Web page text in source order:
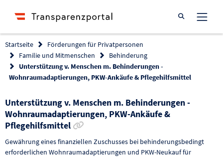
Suche öffnen
Startseite
Förderungen für Privatpersonen
Familie und Mitmenschen
Behinderung
Unterstützung v. Menschen m. Behinderungen -
Wohnraumadaptierungen, PKW-Ankäufe & Pflegehilfsmittel
Unterstützung v. Menschen m. Behinderungen -
Wohnraumadaptierungen, PKW-Ankäufe &
Pflegehilfsmittel
Gewährung eines finanziellen Zuschusses bei behinderungsbedingt
erforderlichen Wohnraumadaptierungen und PKW-Neukauf für